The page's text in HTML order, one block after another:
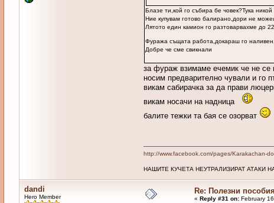
Блазе ти,кой го събира бе човек?Тука
Ние купувам готово балирано,дори не
Лятото един камион го разтоварвахме до
Фуража същата работа,докараш го
Добре че сме свикнали
за фураж взимаме ечемик че не се
носим предварително чували и го
викам сабирачка за да прави
викам носачи на надница
балите тежки та бая се озорват
http://www.facebook.com/pages/Karakachan-
НАШИТЕ КУЧЕТА НЕУТРАЛИЗИРАТ АТАКИ
dandi
Hero Member
Re: Полезни
« Reply #31 on:February